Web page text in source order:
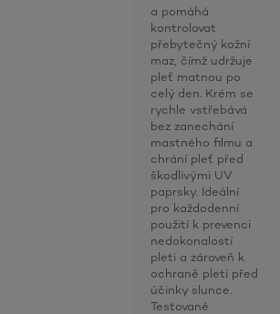
a pomáhá
kontrolovat
přebytečný kožní
maz, čímž udržuje
pleť matnou po
celý den. Krém se
rychle vstřebává
bez zanechání
mastného filmu a
chrání pleť před
škodlivými UV
paprsky. Ideální
pro každodenní
použití k prevenci
nedokonalostí
pleti a zároveň k
ochraně pleti před
účinky slunce.
Testované